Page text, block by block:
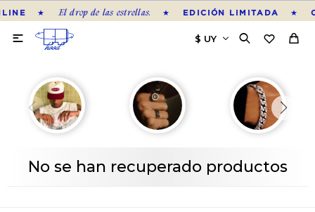
★ El drop de las estrellas. ★ EDICIÓN LIMITADA ★

No se han recuperado productos